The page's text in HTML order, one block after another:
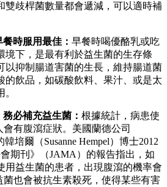
雙歧桿菌數量都會遞減，可以適時補
時服用最佳： 早餐時喝優酪乳或吃
境下，是最有利於益生菌的生存條
以抑制腸道害菌的生長，維持腸道菌
的飲品，如碳酸飲料、果汁、或是太
必補充益生菌： 根據統計，病患使
有腹瀉症狀。美國蘭德公司
韓培爾（Susanne Hempel）博士2012
期刊》（JAMA）的報告指出，如
用益生菌的患者，出現腹瀉的機率會
菌也會被抗生素殺死，使得某些有害